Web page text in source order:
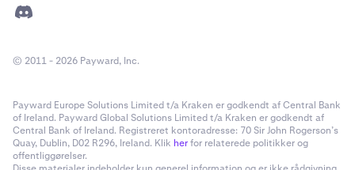
© 2011 - 2026 Payward, Inc.
Payward Europe Solutions Limited t/a Kraken er godkendt af Central Bank
of Ireland. Payward Global Solutions Limited t/a Kraken er godkendt af
Central Bank of Ireland. Registreret kontoradresse: 70 Sir John Rogerson’s
Quay, Dublin, D02 R296, Ireland. Klik herfor relaterede politikker og
offentliggørelser.